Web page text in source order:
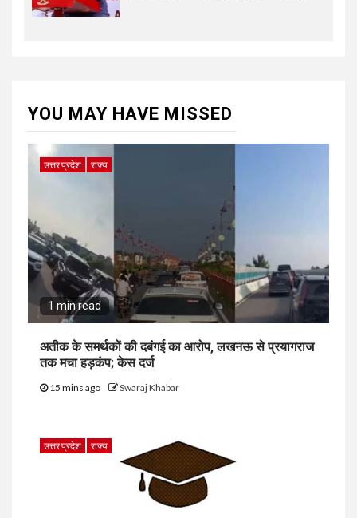
YOU MAY HAVE MISSED
उत्तर प्रदेश राज्य
1 min read
अतीक के समर्थकों की दबंगई का आरोप, लखनऊ से प्रयागराज
तक मचा हड़कंप; केस दर्ज
15 mins ago Swaraj Khabar
उत्तर प्रदेश राज्य